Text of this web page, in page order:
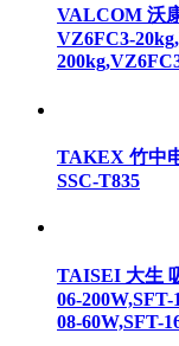
VALCOM 沃
VZ6FC3-
TAKEX 竹中
SSC-T835
TAISEI 大生
06-200W,SFT-
08-60W,SFT-